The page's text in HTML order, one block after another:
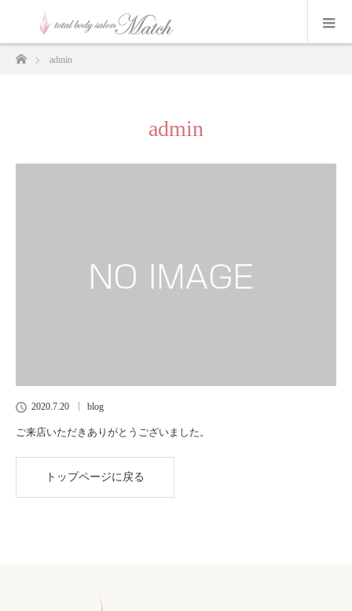
admin
admin
2020.7.20 blog
ご来店いただきありがとうございました。
トップページに戻る